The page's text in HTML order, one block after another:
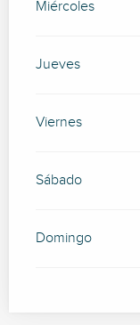
Miércoles
Jueves
Viernes
Sábado
Domingo